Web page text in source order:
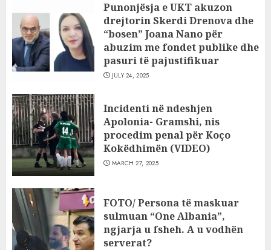
Punonjësja e UKT akuzon
drejtorin Skerdi Drenova dhe
“bosen” Joana Nano për
abuzim me fondet publike dhe
pasuri të pajustifikuar
JULY 24, 2025
Incidenti në ndeshjen
Apolonia- Gramshi, nis
procedim penal për Koço
Kokëdhimën (VIDEO)
MARCH 27, 2025
FOTO/ Persona të maskuar
sulmuan “One Albania”,
ngjarja u fsheh. A u vodhën
serverat?